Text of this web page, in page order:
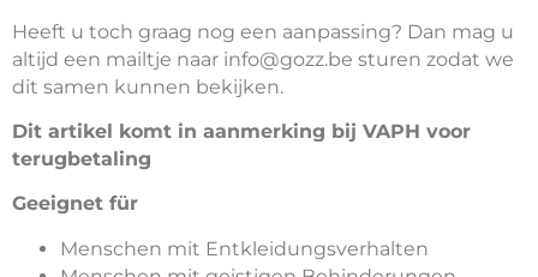
Heeft u toch graag nog een aanpassing? Dan mag u
altijd een mailtje naar info@gozz.be sturen zodat we
dit samen kunnen bekijken.
Dit artikel komt in aanmerking bij VAPH voor
terugbetaling
Geeignet für
Menschen mit Entkleidungsverhalten